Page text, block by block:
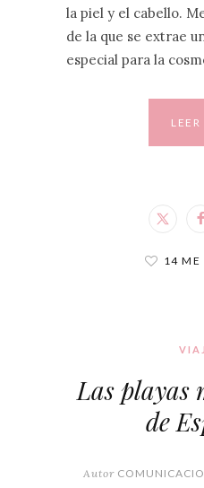
la piel y el cabello.
de la que se extrae
especial para la
LEER
14 ME
Las playas
de
Autor